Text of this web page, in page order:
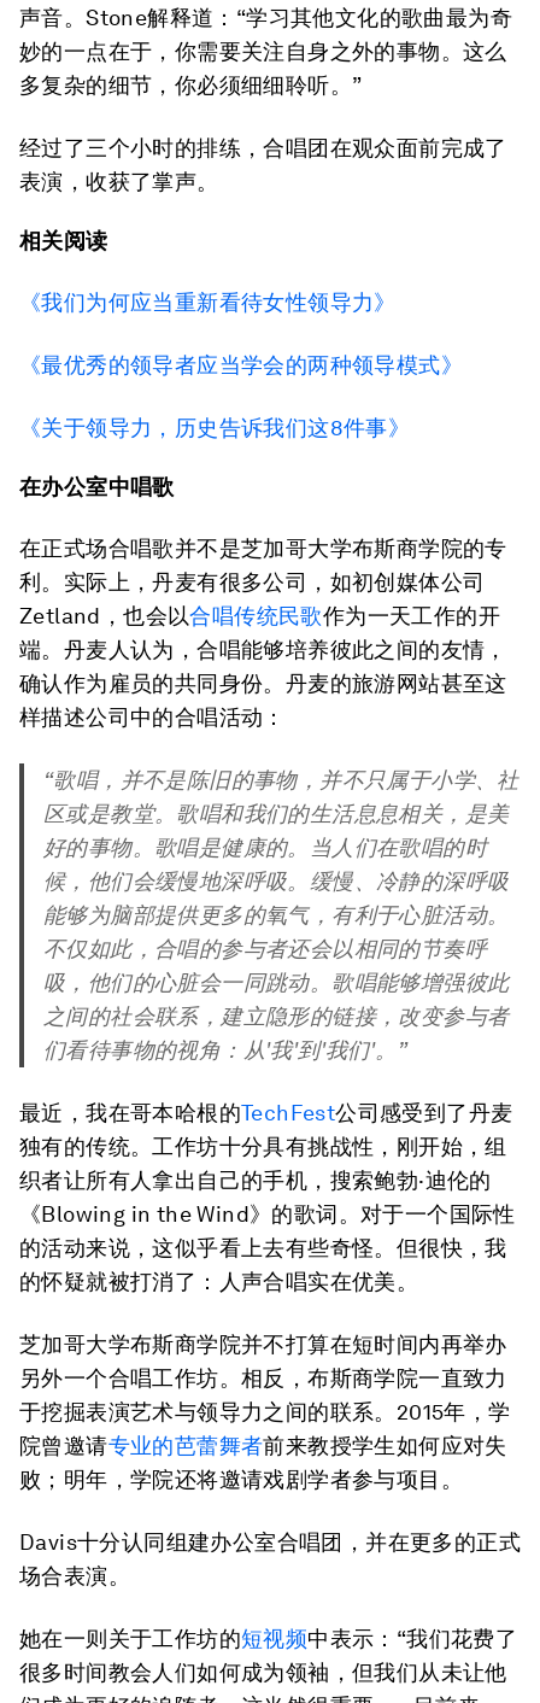
声音。Stone解释道：“学习其他文化的歌曲最为奇
妙的一点在于，你需要关注自身之外的事物。这么
多复杂的细节，你必须细细聆听。”
经过了三个小时的排练，合唱团在观众面前完成了
表演，收获了掌声。
相关阅读
《我们为何应当重新看待女性领导力》
《最优秀的领导者应当学会的两种领导模式》
《关于领导力，历史告诉我们这8件事》
在办公室中唱歌
在正式场合唱歌并不是芝加哥大学布斯商学院的专
利。实际上，丹麦有很多公司，如初创媒体公司
Zetland，也会以合唱传统民歌作为一天工作的开
端。丹麦人认为，合唱能够培养彼此之间的友情，
确认作为雇员的共同身份。丹麦的旅游网站甚至这
样描述公司中的合唱活动：
“歌唱，并不是陈旧的事物，并不只属于小学、社
区或是教堂。歌唱和我们的生活息息相关，是美
好的事物。歌唱是健康的。当人们在歌唱的时
候，他们会缓慢地深呼吸。缓慢、冷静的深呼吸
能够为脑部提供更多的氧气，有利于心脏活动。
不仅如此，合唱的参与者还会以相同的节奏呼
吸，他们的心脏会一同跳动。歌唱能够增强彼此
之间的社会联系，建立隐形的链接，改变参与者
们看待事物的视角：从'我'到'我们'。”
最近，我在哥本哈根的TechFest公司感受到了丹麦
独有的传统。工作坊十分具有挑战性，刚开始，组
织者让所有人拿出自己的手机，搜索鲍勃·迪伦的
《Blowing in the Wind》的歌词。对于一个国际性
的活动来说，这似乎看上去有些奇怪。但很快，我
的怀疑就被打消了：人声合唱实在优美。
芝加哥大学布斯商学院并不打算在短时间内再举办
另外一个合唱工作坊。相反，布斯商学院一直致力
于挖掘表演艺术与领导力之间的联系。2015年，学
院曾邀请专业的芭蕾舞者前来教授学生如何应对失
败；明年，学院还将邀请戏剧学者参与项目。
Davis十分认同组建办公室合唱团，并在更多的正式
场合表演。
她在一则关于工作坊的短视频中表示：“我们花费了
很多时间教会人们如何成为领袖，但我们从未让他